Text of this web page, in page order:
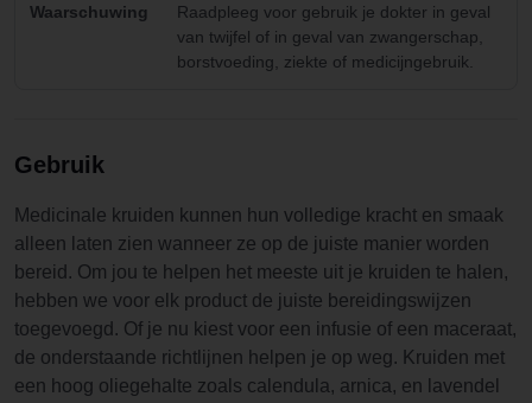
Waarschuwing
Raadpleeg voor gebruik je dokter in geval
van twijfel of in geval van zwangerschap,
borstvoeding, ziekte of medicijngebruik.
Gebruik
Medicinale kruiden kunnen hun volledige kracht en smaak
alleen laten zien wanneer ze op de juiste manier worden
bereid. Om jou te helpen het meeste uit je kruiden te halen,
hebben we voor elk product de juiste bereidingswijzen
toegevoegd. Of je nu kiest voor een infusie of een maceraat,
de onderstaande richtlijnen helpen je op weg. Kruiden met
een hoog oliegehalte zoals calendula, arnica, en lavendel